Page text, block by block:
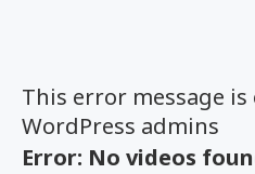
This error message
WordPress admins
Error: No videos